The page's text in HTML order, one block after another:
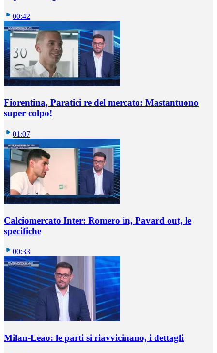
00:42
Fiorentina, Paratici re del mercato: Mastantuono
super colpo!
01:07
Calciomercato Inter: Romero in, Pavard out, le
specifiche
00:33
Milan-Leao: le parti si riavvicinano, i dettagli